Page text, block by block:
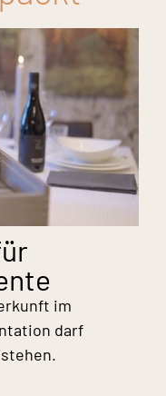
im
darf